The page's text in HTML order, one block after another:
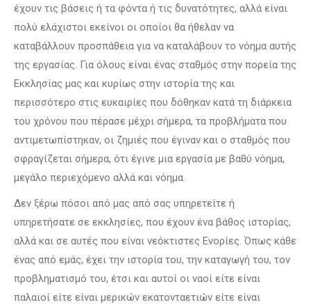
έχουν τις βάσεις ή τα φόντα ή τις δυνατότητες, αλλά είναι
πολύ ελάχιστοι εκείνοι οι οποίοι θα ήθελαν να
καταβάλλουν προσπάθεια για να καταλάβουν το νόημα αυτής
της εργασίας. Για όλους είναι ένας σταθμός στην πορεία της
Εκκλησίας μας και κυρίως στην ιστορία της και
περισσότερο στις ευκαιρίες που δόθηκαν κατά τη διάρκεια
του χρόνου που πέρασε μέχρι σήμερα, τα προβλήματα που
αντιμετωπίστηκαν, οι ζημιές που έγιναν και ο σταθμός που
σφραγίζεται σήμερα, ότι έγινε μια εργασία με βαθύ νόημα,
μεγάλο περιεχόμενο αλλά και νόημα.
Δεν ξέρω πόσοι από μας από σας υπηρετείτε ή
υπηρετήσατε σε εκκλησίες, που έχουν ένα βάθος ιστορίας,
αλλά και σε αυτές που είναι νεόκτιστες Ενορίες. Όπως κάθε
ένας από εμάς, έχει την ιστορία του, την καταγωγή του, τον
προβληματισμό του, έτσι και αυτοί οι ναοί είτε είναι
παλαιοί είτε είναι μερικών εκατονταετιών είτε είναι